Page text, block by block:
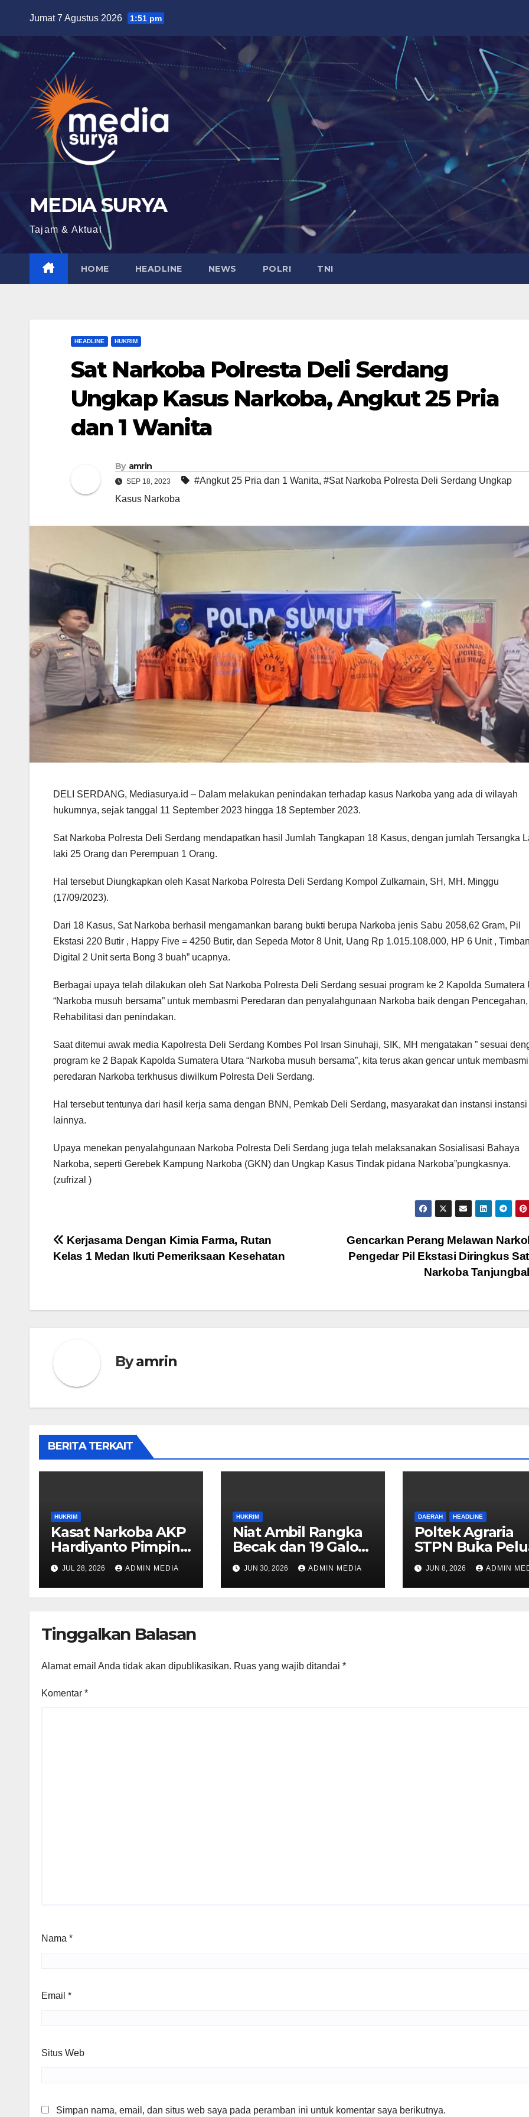
content
Jumat 7 Agustus 2026 1:51 pm
MEDIA SURYA
Tajam & Aktual
HOME HEADLINE NEWS POLRI TNI
HEADLINE HUKRIM
Sat Narkoba Polresta Deli Serdang
Ungkap Kasus Narkoba, Angkut 25 Pria
dan 1 Wanita
By amrin
SEP 18, 2023 #Angkut 25 Pria dan 1 Wanita, #Sat Narkoba Polresta Deli Serdang Ungkap
Kasus Narkoba
DELI SERDANG, Mediasurya.id – Dalam melakukan penindakan terhadap kasus Narkoba yang ada di wilayah
hukumnya, sejak tanggal 11 September 2023 hingga 18 September 2023.
Sat Narkoba Polresta Deli Serdang mendapatkan hasil Jumlah Tangkapan 18 Kasus, dengan jumlah Tersangka
laki 25 Orang dan Perempuan 1 Orang.
Hal tersebut Diungkapkan oleh Kasat Narkoba Polresta Deli Serdang Kompol Zulkarnain, SH, MH. Minggu
(17/09/2023).
Dari 18 Kasus, Sat Narkoba berhasil mengamankan barang bukti berupa Narkoba jenis Sabu 2058,62 Gram, Pil
Ekstasi 220 Butir , Happy Five = 4250 Butir, dan Sepeda Motor 8 Unit, Uang Rp 1.015.108.000, HP 6 Unit ,
Digital 2 Unit serta Bong 3 buah” ucapnya.
Berbagai upaya telah dilakukan oleh Sat Narkoba Polresta Deli Serdang sesuai program ke 2 Kapolda Sumatera
“Narkoba musuh bersama” untuk membasmi Peredaran dan penyalahgunaan Narkoba baik dengan Pencegahan,
Rehabilitasi dan penindakan.
Saat ditemui awak media Kapolresta Deli Serdang Kombes Pol Irsan Sinuhaji, SIK, MH mengatakan ” sesuai
program ke 2 Bapak Kapolda Sumatera Utara “Narkoba musuh bersama”, kita terus akan gencar untuk membasmi
peredaran Narkoba terkhusus diwilkum Polresta Deli Serdang.
Hal tersebut tentunya dari hasil kerja sama dengan BNN, Pemkab Deli Serdang, masyarakat dan instansi instansi
lainnya.
Upaya menekan penyalahgunaan Narkoba Polresta Deli Serdang juga telah melaksanakan Sosialisasi Bahaya
Narkoba, seperti Gerebek Kampung Narkoba (GKN) dan Ungkap Kasus Tindak pidana Narkoba”pungkasnya.
(zufrizal )
Navigasi
Gencarkan Perang Melawan
Pengedar Pil Ekstasi Diringkus
Narkoba
Kerjasama Dengan Kimia Farma, Rutan
Kelas 1 Medan Ikuti Pemeriksaan Kesehatan
Byamrin
BERITA TERKAIT
HUKRIM
Kasat Narkoba AKP
Hardiyanto Pimpin
Pemberantasan
Narkoba, Residivis
Marbau Kembali
JUL 28, 2026 ADMIN MEDIA
HUKRIM
Niat Ambil Rangka
Becak dan 19 Galon
Aqua, Tiga Warga
Medan Mengaku
Dianiaya di Kantor
JUN 30, 2026 ADMIN MEDIA
DAERAH HEADLINE
Poltek Agraria
STPN Buka
Sekolah
Jaring Generasi
Muda yang
JUN 8, 2026 ADMIN
Tinggalkan Balasan
Alamat email Anda tidak akan dipublikasikan. Ruas yang wajib ditandai *
Komentar *
Nama *
Email *
Situs Web
Simpan nama, email, dan situs web saya pada peramban ini untuk komentar saya berikutnya.